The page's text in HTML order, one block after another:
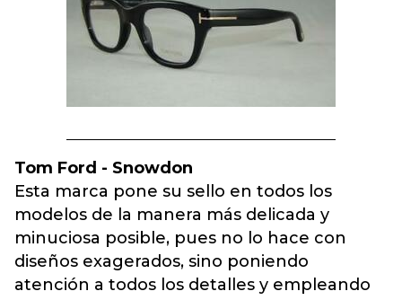
Tom Ford - Snowdon
Esta marca pone su sello en todos los
modelos de la manera más delicada y
minuciosa posible, pues no lo hace con
diseños exagerados, sino poniendo
atención a todos los detalles y empleando